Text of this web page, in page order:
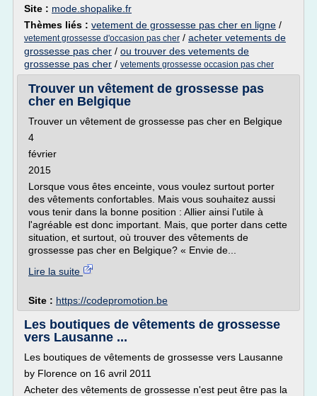
Site : mode.shopalike.fr
Thèmes liés : vetement de grossesse pas cher en ligne /
vetement grossesse d'occasion pas cher / acheter vetements de
grossesse pas cher / ou trouver des vetements de
grossesse pas cher / vetements grossesse occasion pas cher
Trouver un vêtement de grossesse pas
cher en Belgique
Trouver un vêtement de grossesse pas cher en Belgique
4
février
2015
Lorsque vous êtes enceinte, vous voulez surtout porter
des vêtements confortables. Mais vous souhaitez aussi
vous tenir dans la bonne position : Allier ainsi l'utile à
l'agréable est donc important. Mais, que porter dans cette
situation, et surtout, où trouver des vêtements de
grossesse pas cher en Belgique? « Envie de...
Lire la suite
Site : https://codepromotion.be
Les boutiques de vêtements de grossesse
vers Lausanne ...
Les boutiques de vêtements de grossesse vers Lausanne
by Florence on 16 avril 2011
Acheter des vêtements de grossesse n'est peut être pas la